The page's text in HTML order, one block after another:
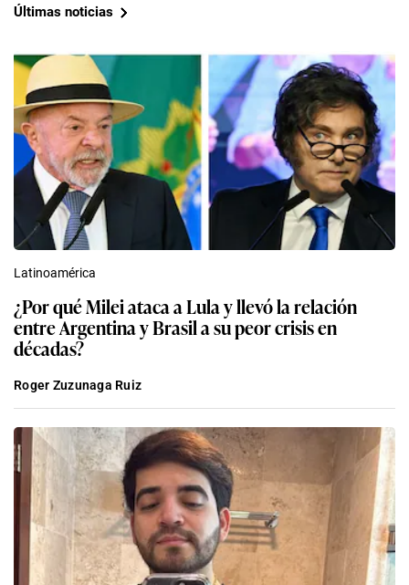
Últimas noticias
Latinoamérica
¿Por qué Milei ataca a Lula y llevó la relación
entre Argentina y Brasil a su peor crisis en
décadas?
Roger Zuzunaga Ruiz